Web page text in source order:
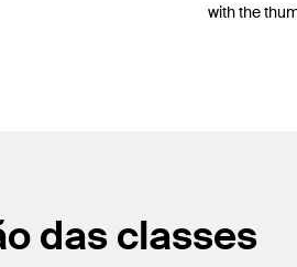
with the
das classes